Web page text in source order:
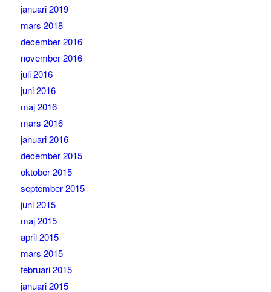
januari 2019
mars 2018
december 2016
november 2016
juli 2016
juni 2016
maj 2016
mars 2016
januari 2016
december 2015
oktober 2015
september 2015
juni 2015
maj 2015
april 2015
mars 2015
februari 2015
januari 2015